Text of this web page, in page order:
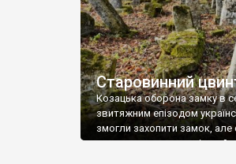
Старовинний
Козацька оборона замку в
звитяжним епізодом
змогли захопити замок, але
поховали на цвинтарі, який